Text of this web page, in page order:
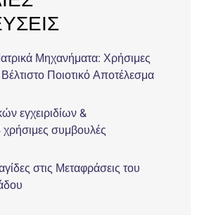
Μηχανήματα: Χρήσιμες
Ποιοτικό Αποτέλεσμα
εγχειριδίων &
συμβουλές
στις Μεταφράσεις του